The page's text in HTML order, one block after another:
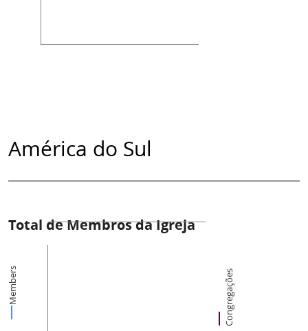
América do Sul
Total de Membros da Igreja
Members Congregações